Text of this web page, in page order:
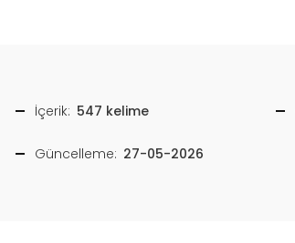
İçerik: 547 kelime
Güncelleme: 27-05-2026